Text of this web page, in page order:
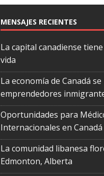
MENSAJES RECIENTES
La capital canadiense
vida
La economía de Canadá
emprendedores
Oportunidades para
Internacionales en Canadá
La comunidad libanesa
Edmonton, Alberta